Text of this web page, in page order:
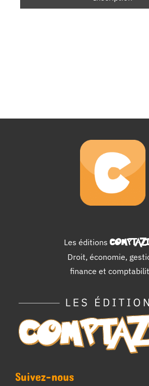
Les éditions
Droit, économie,
finance et
Suivez-nous